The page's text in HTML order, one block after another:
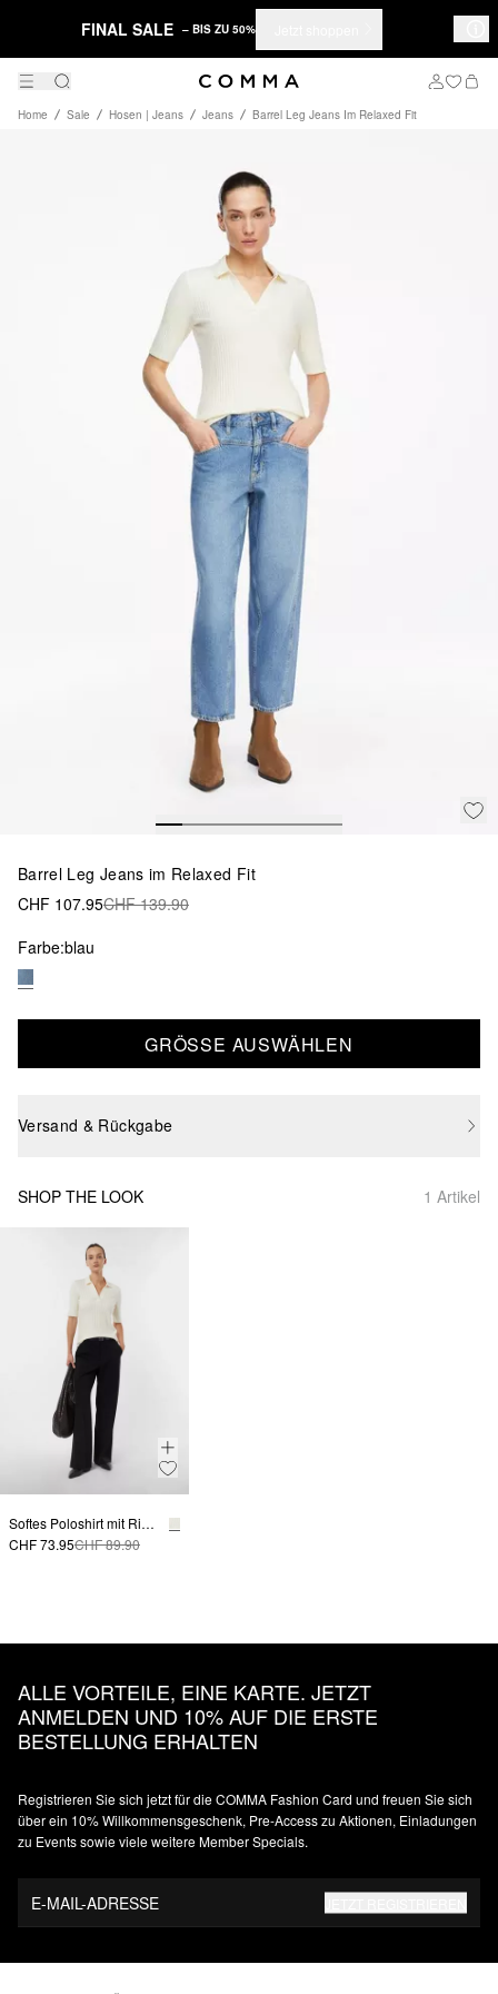
FINAL SALE – BIS ZU 50%
Home Sale Hosen | Jeans Jeans Barrel Leg Jeans Im Relaxed Fit
Barrel Leg Jeans im Relaxed Fit
CHF 107.95CHF 139.90
Farbe:blau
GRÖSSE AUSWÄHLEN
Versand & Rückgabe
SHOP THE LOOK 1 Artikel
Softes Poloshirt mit Rippstruktur
CHF 73.95CHF 89.90
ALLE VORTEILE, EINE KARTE. JETZT
ANMELDEN UND 10% AUF DIE ERSTE
BESTELLUNG ERHALTEN
Registrieren Sie sich jetzt für die COMMA Fashion Card und freuen Sie sich
über ein 10% Willkommensgeschenk, Pre-Access zu Aktionen, Einladungen
zu Events sowie viele weitere Member Specials.
E-MAIL-ADRESSE